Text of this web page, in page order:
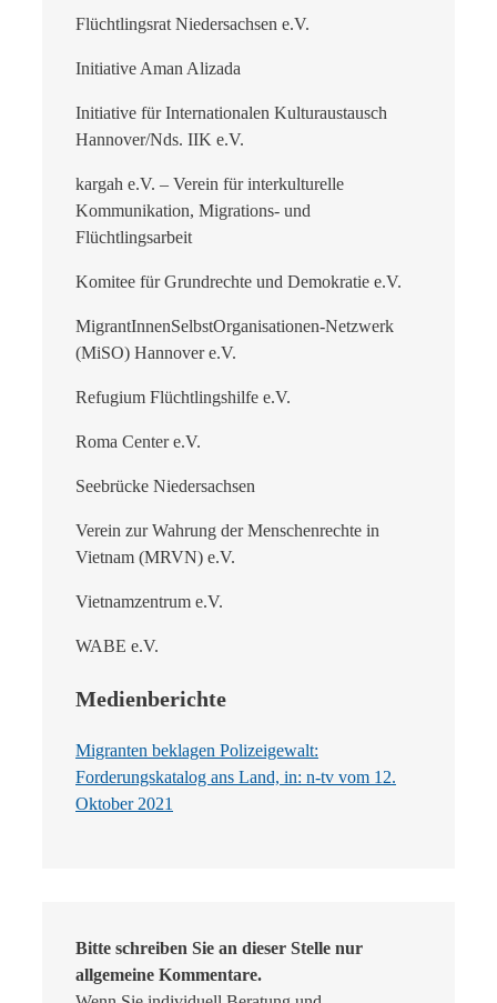
Flüchtlingsrat Niedersachsen e.V.
Initiative Aman Alizada
Initiative für Internationalen Kulturaustausch
Hannover/Nds. IIK e.V.
kargah e.V. – Verein für interkulturelle
Kommunikation, Migrations- und
Flüchtlingsarbeit
Komitee für Grundrechte und Demokratie e.V.
MigrantInnenSelbstOrganisationen-Netzwerk
(MiSO) Hannover e.V.
Refugium Flüchtlingshilfe e.V.
Roma Center e.V.
Seebrücke Niedersachsen
Verein zur Wahrung der Menschenrechte in
Vietnam (MRVN) e.V.
Vietnamzentrum e.V.
WABE e.V.
Medienberichte
Migranten beklagen Polizeigewalt:
Forderungskatalog ans Land, in: n-tv vom 12.
Oktober 2021
Bitte schreiben Sie an dieser Stelle nur
allgemeine Kommentare.